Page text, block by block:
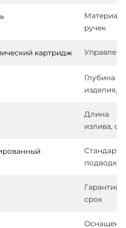
Материал
ручек
картридж
Глубина
изделия,
Длина
излива, см
Стандарт
подводки
срок